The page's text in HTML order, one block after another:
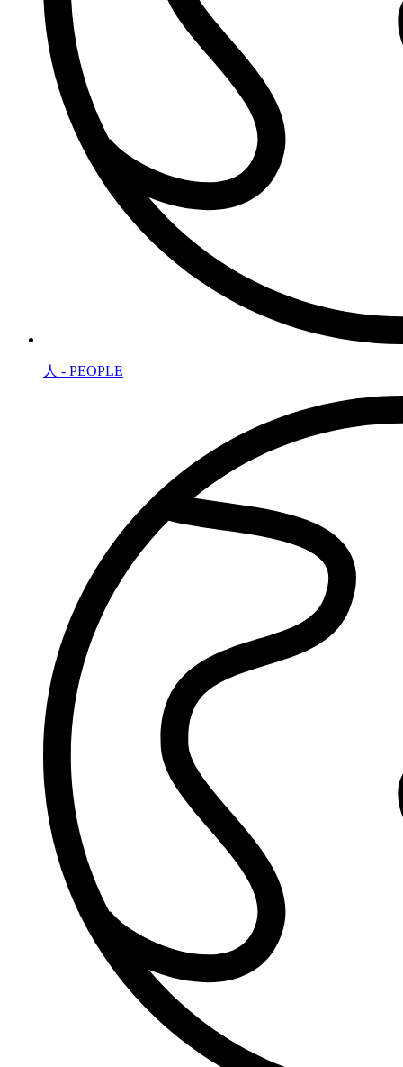
人 - PEOPLE